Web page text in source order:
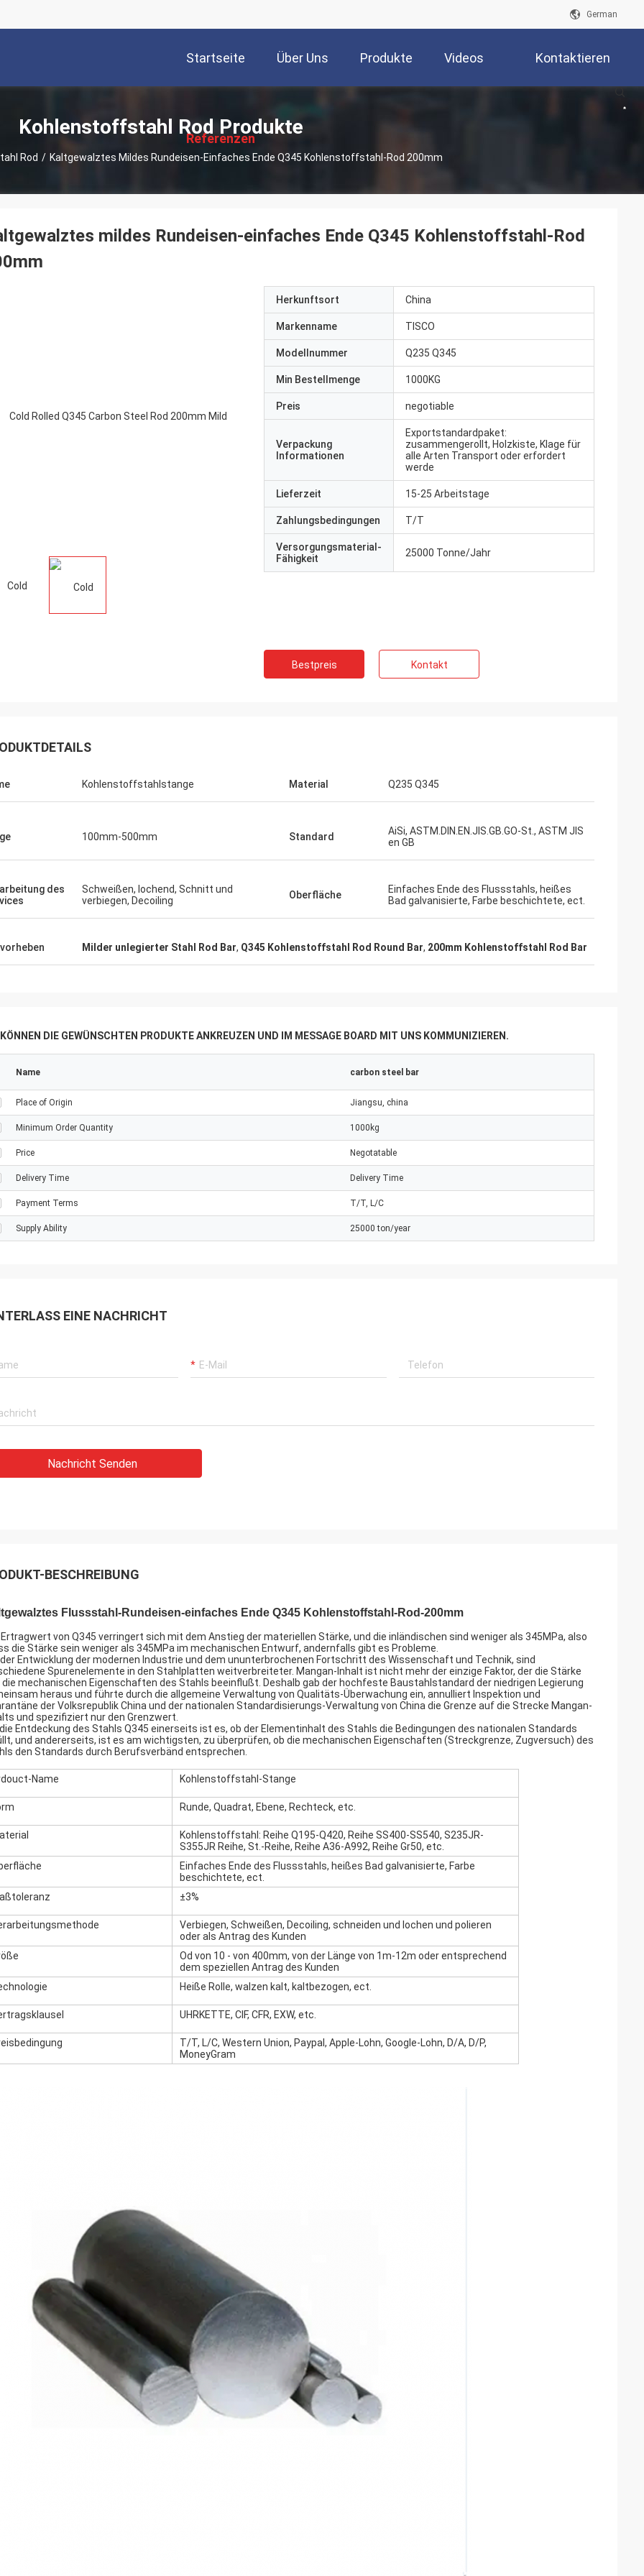
German
Startseite Über Uns Produkte Videos Kontaktieren
述
Referenzen
Kohlenstoffstahl Rod Produkte
Rod / Kaltgewalztes Mildes Rundeisen-Einfaches Ende Q345 Kohlenstoffstahl-Rod 200mm
mildes Rundeisen-einfaches Ende Q345 Kohlenstoffstahl-Rod
Herkunftsort China
Markenname TISCO
Modellnummer Q235 Q345
Min Bestellmenge 1000KG
Preis negotiable
Verpackung
Informationen
Exportstandardpaket:
zusammengerollt, Holzkiste, Klage für
alle Arten Transport oder erfordert
werde
Lieferzeit 15-25 Arbeitstage
Zahlungsbedingungen T/T
Versorgungsmaterial-
Fähigkeit
25000 Tonne/Jahr
Bestpreis Kontakt
Kohlenstoffstahlstange Material Q235 Q345
100mm-500mm Standard
AiSi, ASTM.DIN.EN.JIS.GB.GO-St., ASTM JIS
en GB
des
Schweißen, lochend, Schnitt und
verbiegen, Decoiling
Oberfläche
Einfaches Ende des Flussstahls, heißes
Bad galvanisierte, Farbe beschichtete, ect.
Milder unlegierter Stahl Rod Bar, Q345 Kohlenstoffstahl Rod Round Bar, 200mm Kohlenstoffstahl Rod Bar
DIE GEWÜNSCHTEN PRODUKTE ANKREUZEN UND IM MESSAGE BOARD MIT UNS KOMMUNIZIEREN.
Name carbon steel bar
Place of Origin Jiangsu, china
Minimum Order Quantity 1000kg
Price Negotatable
Delivery Time Delivery Time
Payment Terms T/T, L/C
Supply Ability 25000 ton/year
EINE NACHRICHT
Nachricht Senden
BESCHREIBUNG
Flussstahl-Rundeisen-einfaches Ende Q345 Kohlenstoffstahl-Rod-200mm
Ertragwert von Q345 verringert sich mit dem Anstieg der materiellen Stärke, und die inländischen sind weniger als 345MPa, also
die Stärke sein weniger als 345MPa im mechanischen Entwurf, andernfalls gibt es Probleme.
Entwicklung der modernen Industrie und dem ununterbrochenen Fortschritt des Wissenschaft und Technik, sind
Spurenelemente in den Stahlplatten weitverbreiteter. Mangan-Inhalt ist nicht mehr der einzige Faktor, der die Stärke
die mechanischen Eigenschaften des Stahls beeinflußt. Deshalb gab der hochfeste Baustahlstandard der niedrigen Legierung
heraus und führte durch die allgemeine Verwaltung von Qualitäts-Überwachung ein, annulliert Inspektion und
der Volksrepublik China und der nationalen Standardisierungs-Verwaltung von China die Grenze auf die Strecke Mangan-
und spezifiziert nur den Grenzwert.
Entdeckung des Stahls Q345 einerseits ist es, ob der Elementinhalt des Stahls die Bedingungen des nationalen Standards
und andererseits, ist es am wichtigsten, zu überprüfen, ob die mechanischen Eigenschaften (Streckgrenze, Zugversuch) des
den Standards durch Berufsverbänd entsprechen.
Name Kohlenstoffstahl-Stange
Runde, Quadrat, Ebene, Rechteck, etc.
Kohlenstoffstahl: Reihe Q195-Q420, Reihe SS400-SS540, S235JR-
S355JR Reihe, St.-Reihe, Reihe A36-A992, Reihe Gr50, etc.
Einfaches Ende des Flussstahls, heißes Bad galvanisierte, Farbe
beschichtete, ect.
±3%
Verbiegen, Schweißen, Decoiling, schneiden und lochen und polieren
oder als Antrag des Kunden
Od von 10 - von 400mm, von der Länge von 1m-12m oder entsprechend
dem speziellen Antrag des Kunden
Heiße Rolle, walzen kalt, kaltbezogen, ect.
UHRKETTE, CIF, CFR, EXW, etc.
T/T, L/C, Western Union, Paypal, Apple-Lohn, Google-Lohn, D/A, D/P,
MoneyGram